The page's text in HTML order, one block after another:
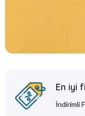
En iyi
İndirimli